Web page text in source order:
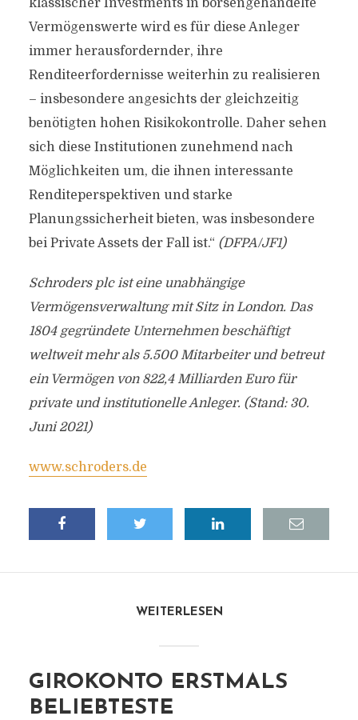
klassischer Investments in börsengehandelte
Vermögenswerte wird es für diese Anleger
immer herausfordernder, ihre
Renditeerfordernisse weiterhin zu realisieren
– insbesondere angesichts der gleichzeitig
benötigten hohen Risikokontrolle. Daher sehen
sich diese Institutionen zunehmend nach
Möglichkeiten um, die ihnen interessante
Renditeperspektiven und starke
Planungssicherheit bieten, was insbesondere
bei Private Assets der Fall ist.“ (DFPA/JF1)
Schroders plc ist eine unabhängige
Vermögensverwaltung mit Sitz in London. Das
1804 gegründete Unternehmen beschäftigt
weltweit mehr als 5.500 Mitarbeiter und betreut
ein Vermögen von 822,4 Milliarden Euro für
private und institutionelle Anleger. (Stand: 30.
Juni 2021)
www.schroders.de
WEITERLESEN
GIROKONTO ERSTMALS
BELIEBTESTE